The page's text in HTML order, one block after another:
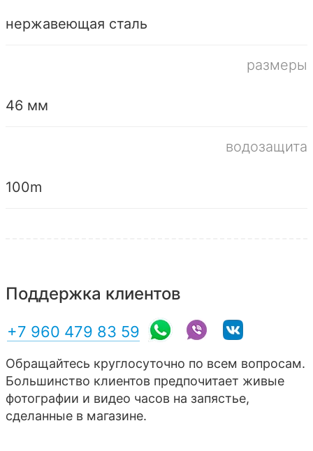
нержавеющая сталь
размеры
46 мм
водозащита
100m
Поддержка клиентов
+7 960 479 83 59
Обращайтесь круглосуточно по всем вопросам.
Большинство клиентов предпочитает живые
фотографии и видео часов на запястье,
сделанные в магазине.